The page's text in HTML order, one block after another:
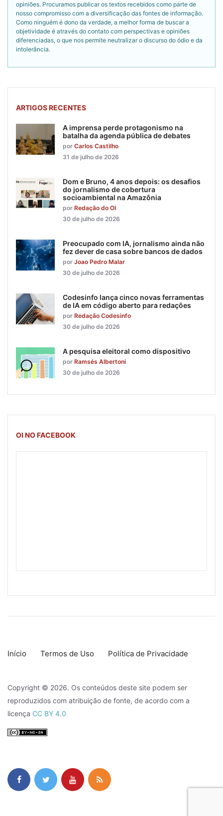
opiniões. Procuramos publicar os textos recebidos como parte de
nosso compromisso com a diversificação das fontes de informação.
Como ninguém é dono da verdade, a melhor forma de buscar a
objetividade é através do contato com perspectivas e opiniões
diferenciadas, o que nos permite neutralizar o discurso do ódio e da
intolerância.
ARTIGOS RECENTES
A imprensa perde protagonismo na
batalha da agenda pública de debates
por Carlos Castilho
31 de julho de 2026
Dom e Bruno, 4 anos depois: os desafios
do jornalismo de cobertura
socioambiental na Amazônia
por Redação do OI
30 de julho de 2026
Preocupado com IA, jornalismo ainda não
fez dever de casa sobre bancos de dados
por Joao Pedro Malar
30 de julho de 2026
Codesinfo lança cinco novas ferramentas
de IA em código aberto para redações
por Redação Codesinfo
30 de julho de 2026
A pesquisa eleitoral como dispositivo
por Ramsés Albertoni
30 de julho de 2026
OI NO FACEBOOK
Início Termos de Uso Política de Privacidade
Copyright © 2026. Os conteúdos deste site podem ser
reproduzidos com atribuição de fonte, de acordo com a
licença CC BY 4.0